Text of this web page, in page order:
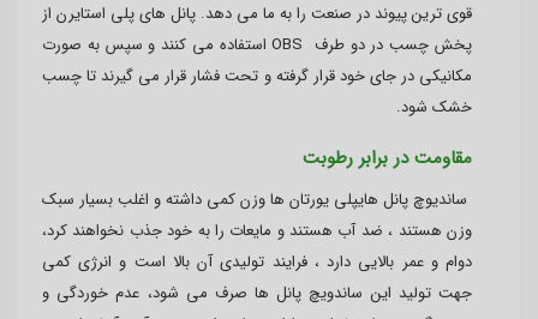
قوی ترین پیوند در صنعت را به ما می دهد. پانل های پلی استایرن از
پخش چسب در دو طرف OBS استفاده می کنند و سپس به صورت
مکانیکی در جای خود قرار گرفته و تحت فشار قرار می گیرند تا چسب
خشک شود.
مقاومت در برابر رطوبت
ساندیوچ پانل هایپلی یورتان ها وزن کمی داشته و اغلب بسیار سبک
وزن هستند ، ضد آب هستند و مایعات را به خود جذب نخواهند کرد،
دوام و عمر بالایی دارد ، فرایند تولیدی آن بالا است و انرژی کمی
جهت تولید این ساندویچ پانل ها صرف می شود، عدم خوردگی و